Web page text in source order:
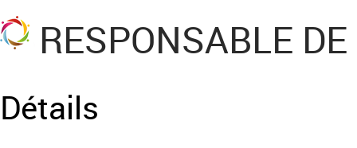
RESPONSABLE
Détails